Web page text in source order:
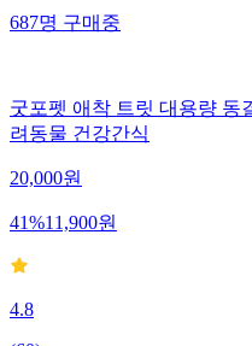
687명구매중
굿포펫 애착 트릿 대용량 동
려동물 건강간식
20,000원
41%11,900원
4.8